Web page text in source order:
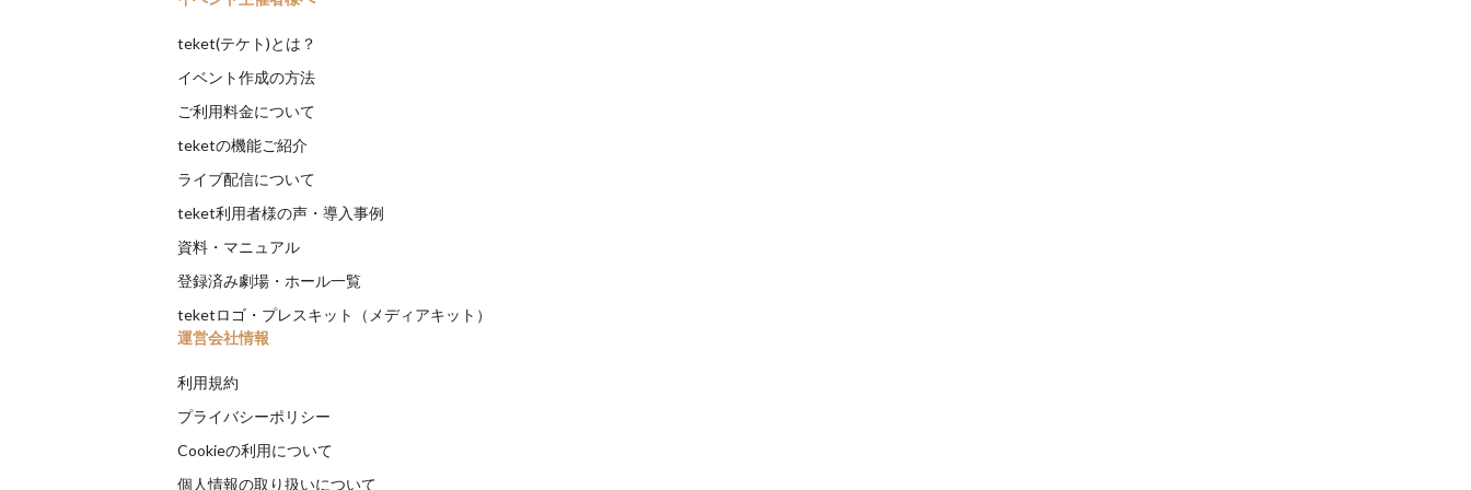
teket(テケト)とは？
イベント作成の方法
ご利用料金について
teketの機能ご紹介
ライブ配信について
teket利用者様の声・導入事例
資料・マニュアル
登録済み劇場・ホール一覧
teketロゴ・プレスキット（メディアキット）
運営会社情報
利用規約
プライバシーポリシー
Cookieの利用について
個人情報の取り扱いについて